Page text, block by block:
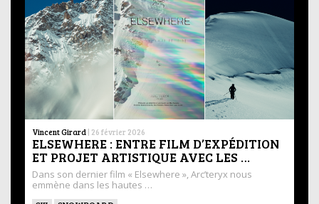
Vincent Girard | 26 février 2026
ELSEWHERE : ENTRE FILM D’EXPÉDITION
ET PROJET ARTISTIQUE AVEC LES …
Dans son dernier film « Elsewhere », Arc’teryx nous
emmène dans les hautes …